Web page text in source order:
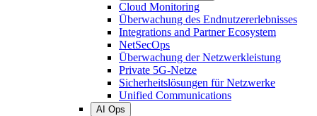
Cloud Monitoring
Überwachung des Endnutzererlebnisses
Integrations and Partner Ecosystem
NetSecOps
Überwachung der Netzwerkleistung
Private 5G-Netze
Sicherheitslösungen für Netzwerke
Unified Communications
AI Ops